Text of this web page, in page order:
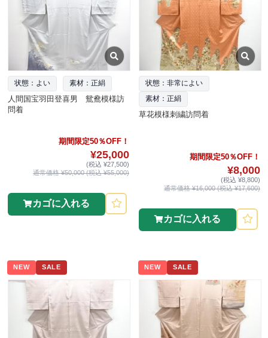
状態：よい 素材：正絹
人間国宝羽田登喜男 鴛鴦模様訪
問着
期間限定50％OFF！
¥25,000
(税込 ¥27,500)
通常価格 ¥50,000 (税込 ¥55,000)
カゴに入れる
状態：非常によい
素材：正絹
草花模様刺繍訪問着
期間限定50％OFF！
¥8,000
(税込 ¥8,800)
通常価格 ¥16,000 (税込 ¥17,600)
カゴに入れる
NEW SALE NEW SALE